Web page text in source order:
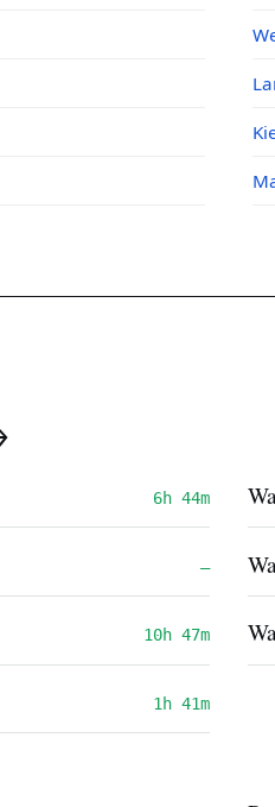
6h 44m
—
10h 47m
1h 41m